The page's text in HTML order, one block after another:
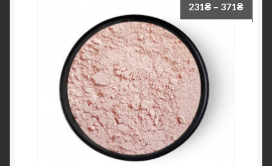
231₴ – 371₴